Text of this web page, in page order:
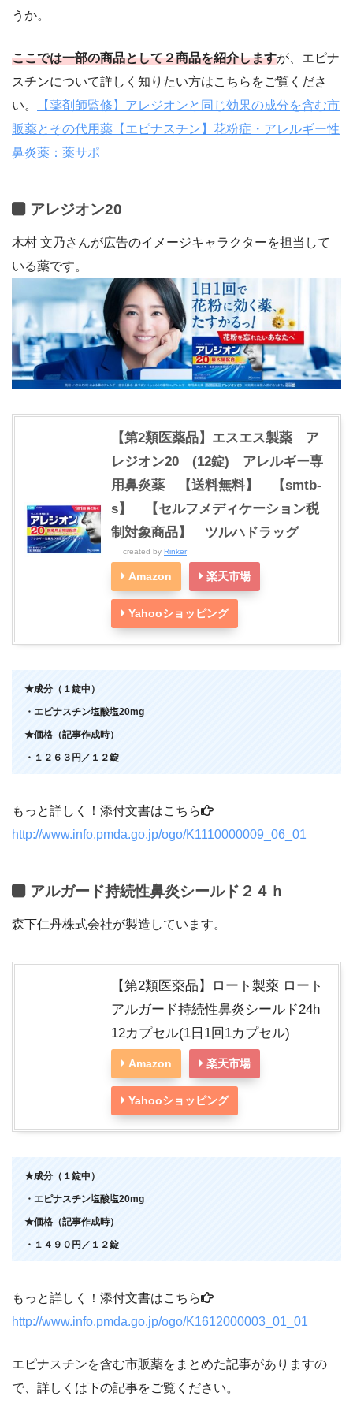
うか。
ここでは一部の商品として２商品を紹介しますが、エピナ
スチンについて詳しく知りたい方はこちらをご覧くださ
い。
【薬剤師監修】アレジオンと同じ効果の成分を含む市
販薬とその代用薬【エピナスチン】花粉症・アレルギー性
鼻炎薬：薬サポ
アレジオン20
木村 文乃さんが広告のイメージキャラクターを担当して
いる薬です。
【第2類医薬品】エスエス製薬 ア
レジオン20 (12錠) アレルギー専
用鼻炎薬 【送料無料】 【smtb-
s】 【セルフメディケーション税
制対象商品】 ツルハドラッグ
created by Rinker
Amazon 楽天市場
Yahooショッピング
★成分（１錠中）
・エピナスチン塩酸塩20mg
★価格（記事作成時）
・１２６３円／１２錠
もっと詳しく！添付文書はこちら
http://www.info.pmda.go.jp/ogo/K1110000009_06_01
アルガード持続性鼻炎シールド２４ｈ
森下仁丹株式会社が製造しています。
【第2類医薬品】ロート製薬 ロート
アルガード持続性鼻炎シールド24h
12カプセル(1日1回1カプセル)
Amazon 楽天市場
Yahooショッピング
★成分（１錠中）
・エピナスチン塩酸塩20mg
★価格（記事作成時）
・１４９０円／１２錠
もっと詳しく！添付文書はこちら
http://www.info.pmda.go.jp/ogo/K1612000003_01_01
エピナスチンを含む市販薬をまとめた記事がありますの
で、詳しくは下の記事をご覧ください。